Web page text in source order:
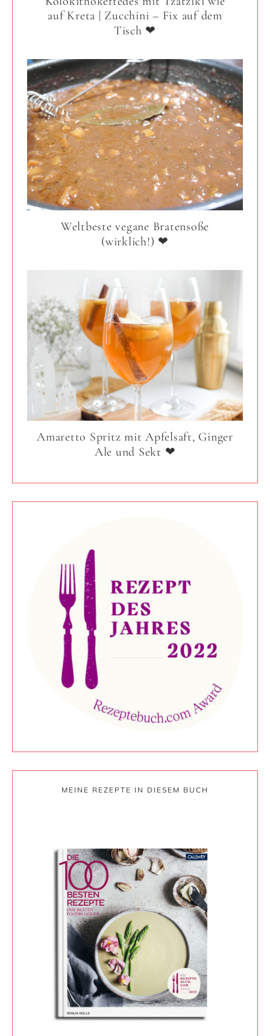
auf Kreta | Zucchini – Fix auf dem
Tisch ❤
Weltbeste vegane Bratensoße
(wirklich!) ❤
Amaretto Spritz mit Apfelsaft, Ginger
Ale und Sekt ❤
MEINE REZEPTE IN DIESEM BUCH